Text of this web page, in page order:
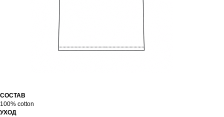
СОСТАВ
100% cotton
УХОД